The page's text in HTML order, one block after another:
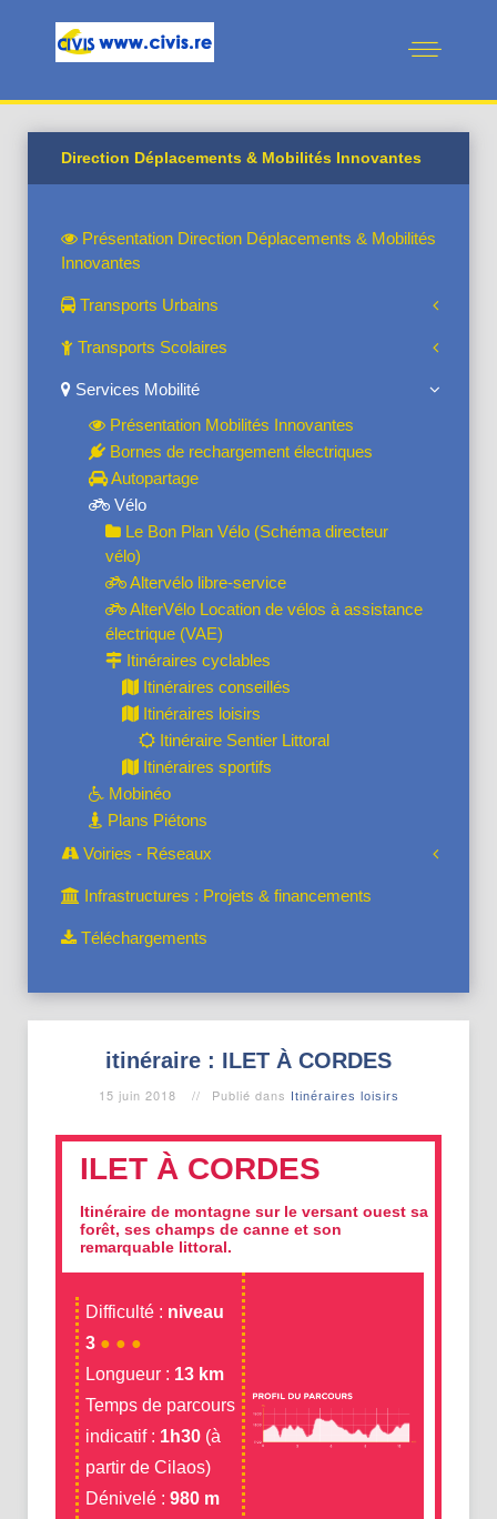
Direction Déplacements & Mobilités Innovantes
Présentation Direction Déplacements & Mobilités
Innovantes
Transports Urbains
Transports Scolaires
Services Mobilité
Présentation Mobilités Innovantes
Bornes de rechargement électriques
Autopartage
Vélo
Le Bon Plan Vélo (Schéma directeur
vélo)
Altervélo libre-service
AlterVélo Location de vélos à assistance
électrique (VAE)
Itinéraires cyclables
Itinéraires conseillés
Itinéraires loisirs
Itinéraire Sentier Littoral
Itinéraires sportifs
Mobinéo
Plans Piétons
Voiries - Réseaux
Infrastructures : Projets & financements
Téléchargements
itinéraire : ILET À CORDES
15 juin 2018 Publié dans Itinéraires loisirs
ILET À CORDES
Itinéraire de montagne sur le versant ouest sa
forêt, ses champs de canne et son
remarquable littoral.
Difficulté : niveau
3 ● ● ●
Longueur : 13 km
Temps de parcours
indicatif : 1h30 (à
partir de Cilaos)
Dénivelé : 980 m